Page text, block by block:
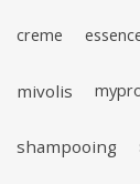
creme
mivolis
shampooing